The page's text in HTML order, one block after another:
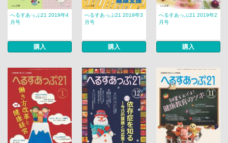
へるすあっぷ21 2019年4
月号
購入
へるすあっぷ21 2019年3
月号
購入
へるすあっぷ21 2019年2
月号
購入